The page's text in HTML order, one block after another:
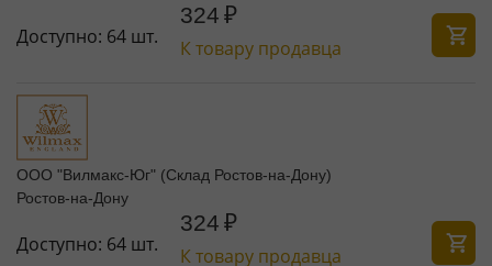
Доступно: 64 шт.
324 ₽
К товару продавца
ООО "Вилмакс-Юг" (Склад Ростов-на-Дону)
Ростов-на-Дону
Доступно: 64 шт.
324 ₽
К товару продавца